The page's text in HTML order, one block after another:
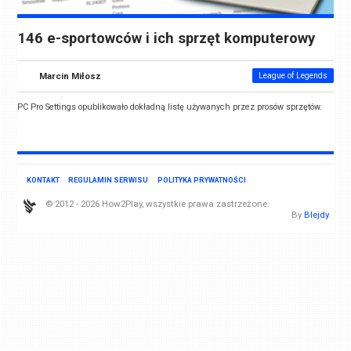
146 e-sportowców i ich sprzęt komputerowy
Marcin Miłosz League of Legends
PC Pro Settings opublikowało dokładną listę używanych przez prosów sprzętów.
KONTAKT REGULAMIN SERWISU POLITYKA PRYWATNOŚCI
© 2012 - 2026 How2Play, wszystkie prawa zastrzeżone.
By Blejdy